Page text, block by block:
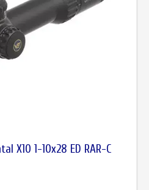
X10 1-10х28 ED RAR-C